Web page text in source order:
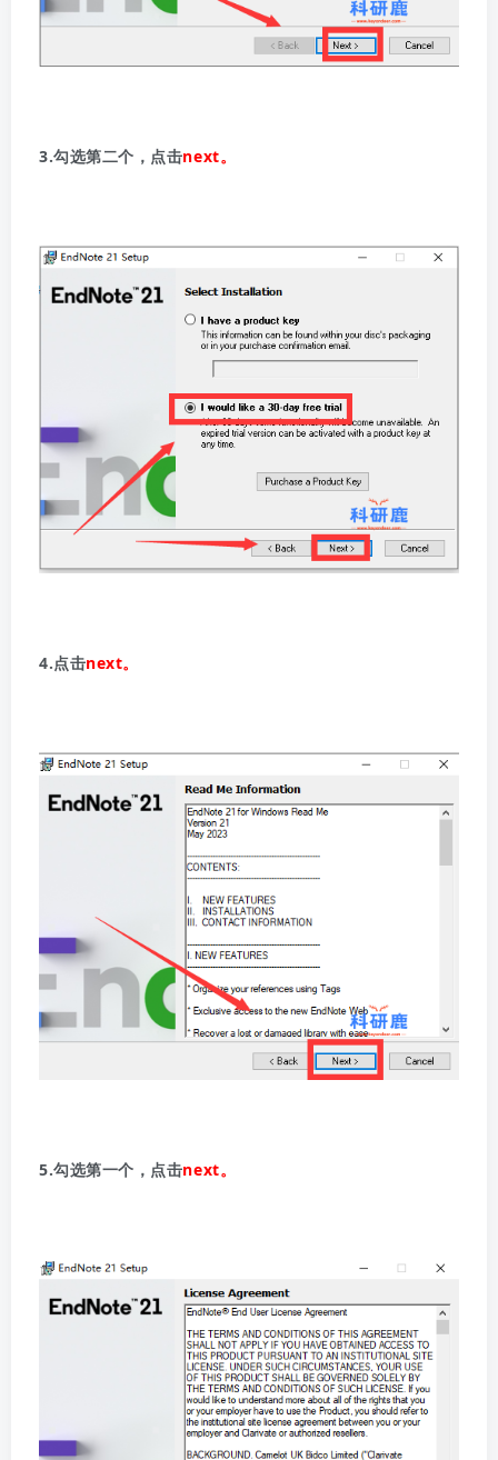
3.勾选第二个，点击next。
4.点击next。
5.勾选第一个，点击next。